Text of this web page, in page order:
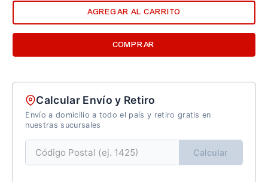
AGREGAR AL CARRITO
COMPRAR
Calcular Envío y Retiro
Envío a domicilio a todo el país y retiro gratis en
nuestras sucursales
Calcular